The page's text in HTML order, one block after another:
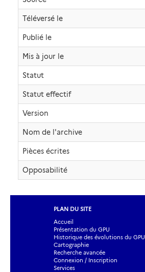
Téléversé le
Publié le
Mis à jour le
Statut
Statut effectif
Version
Nom de l'archive
Pièces écrites
Opposabilité
PLAN DU SITE
Accueil
Présentation du GPU
Historique des évolutions du GPU
Cartographie
Recherche avancée
Connexion / Inscription
Services